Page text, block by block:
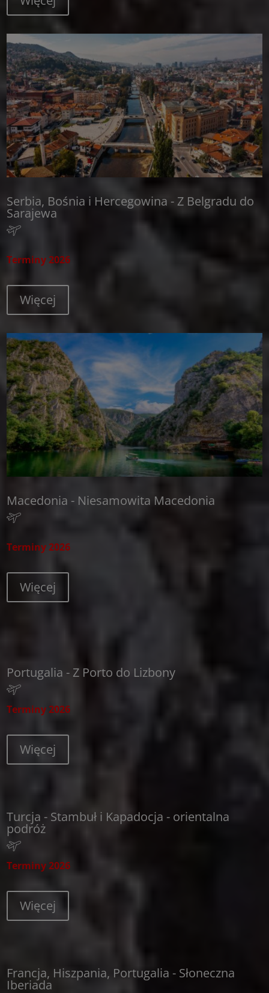
Serbia, Bośnia i Hercegowina - Z Belgradu do
Sarajewa
Terminy 2026
Więcej
Macedonia - Niesamowita Macedonia
Terminy 2026
Więcej
Portugalia - Z Porto do Lizbony
Terminy 2026
Więcej
Turcja - Stambuł i Kapadocja - orientalna
podróż
Terminy 2026
Więcej
Francja, Hiszpania, Portugalia - Słoneczna
Iberiada